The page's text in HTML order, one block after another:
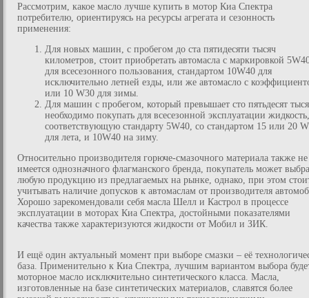
Рассмотрим, какое масло лучше купить в мотор Киа Спектра
потребителю, ориентируясь на ресурсы агрегата и сезонность
применения:
Для новых машин, с пробегом до ста пятидесяти тысяч
километров, стоит приобретать автомасла с маркировкой
для всесезонного пользования, стандартом 10W40 для
исключительно летней езды, или же автомасло с
или 10 W30 для зимы.
Для машин с пробегом, который превышает сто пятьдесят
необходимо покупать для всесезонной эксплуатации жидкость,
соответствующую стандарту 5W40, со стандартом 15 или 20
для лета, и 10W40 на зиму.
Относительно производителя горюче-смазочного материала также не
имеется однозначного флагманского бренда, покупатель может
любую продукцию из предлагаемых на рынке, однако, при этом
учитывать наличие допусков к автомаслам от производителя
Хорошо зарекомендовали себя масла Шелл и Кастрол в процессе
эксплуатации в моторах Киа Спектра, достойными показателями
качества также характеризуются жидкости от Мобил и ЗИК.
И ещё один актуальный момент при выборе смазки – её
база. Применительно к Киа Спектра, лучшим вариантом выбора
моторное масло исключительно синтетического класса. Масла,
изготовленные на базе синтетических материалов, славятся более